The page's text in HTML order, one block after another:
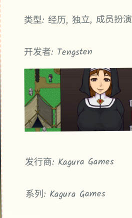
类型: 经历, 独立, 成员扮演
开发者: Tengsten
发行商: Kagura Games
系列: Kagura Games